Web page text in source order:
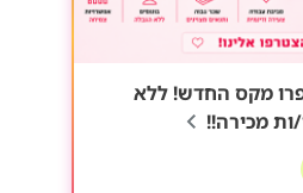
מקס החדש! ללא
ות מכירה!!